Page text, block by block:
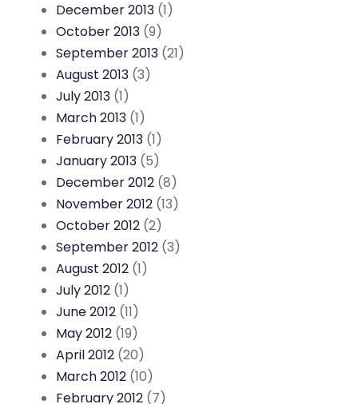
December 2013 (1)
October 2013 (9)
September 2013 (21)
August 2013 (3)
July 2013 (1)
March 2013 (1)
February 2013 (1)
January 2013 (5)
December 2012 (8)
November 2012 (13)
October 2012 (2)
September 2012 (3)
August 2012 (1)
July 2012 (1)
June 2012 (11)
May 2012 (19)
April 2012 (20)
March 2012 (10)
February 2012 (7)